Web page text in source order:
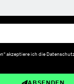
akzeptiere ich die